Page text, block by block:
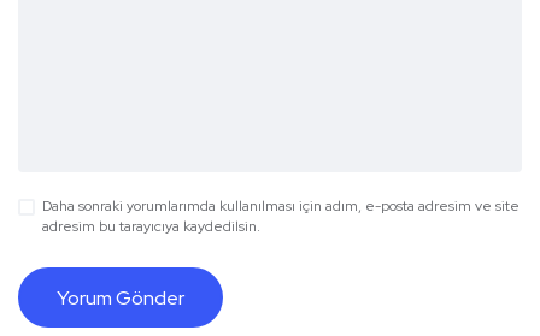
Daha sonraki yorumlarımda kullanılması için adım, e-posta adresim ve site
adresim bu tarayıcıya kaydedilsin.